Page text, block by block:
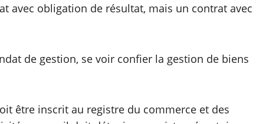
avec obligation de résultat, mais un contrat avec
de gestion, se voir confier la gestion de biens
être inscrit au registre du commerce et des